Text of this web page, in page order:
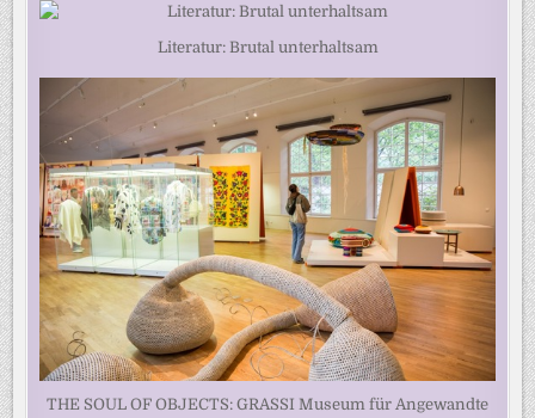
Literatur: Brutal unterhaltsam
THE SOUL OF OBJECTS: GRASSI Museum für Angewandte